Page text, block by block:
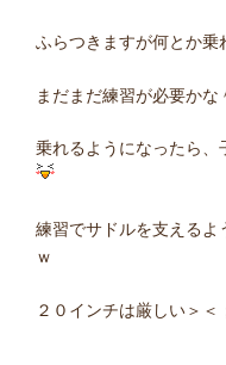
ふらつきますが何とか乗
まだまだ練習が必要かな
乗れるようになったら
練習でサドルを支えるよ
ｗ
２０インチは厳しい＞＜